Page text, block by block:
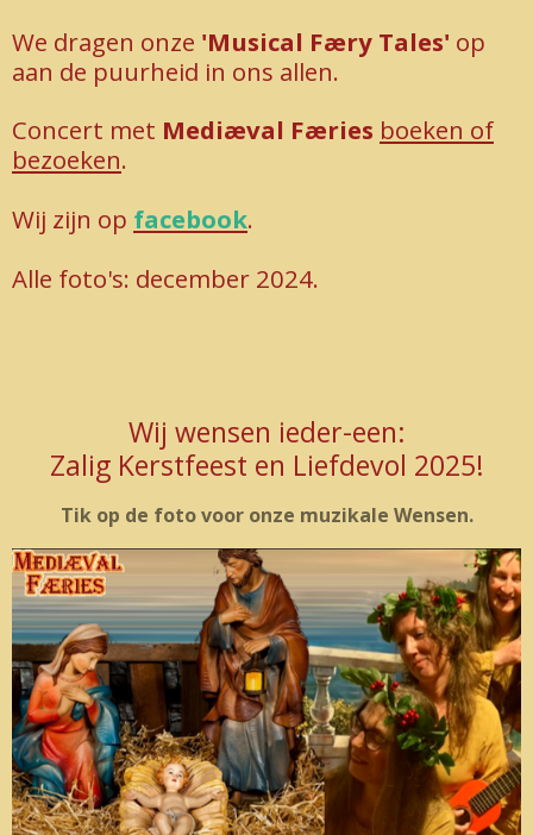
We dragen onze 'Musical Færy Tales' op
aan de puurheid in ons allen.
Concert met Mediæval Færies boeken of
bezoeken.
Wij zijn op facebook.
Alle foto's: december 2024.
Wij wensen ieder-een:
Zalig Kerstfeest en Liefdevol 2025!
Tik op de foto voor onze muzikale Wensen.